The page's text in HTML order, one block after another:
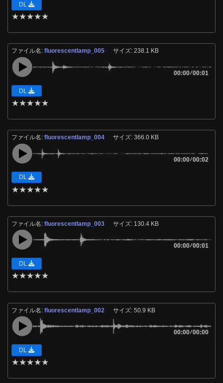
DL
★★★★★
ファイル名:fluorescentlamp_005 サイズ: 238.1 KB
00:00/00:01
DL
★★★★★
ファイル名:fluorescentlamp_004 サイズ: 366.0 KB
00:00/00:02
DL
★★★★★
ファイル名:fluorescentlamp_003 サイズ: 130.4 KB
00:00/00:01
DL
★★★★★
ファイル名:fluorescentlamp_002 サイズ: 50.9 KB
00:00/00:00
DL
★★★★★